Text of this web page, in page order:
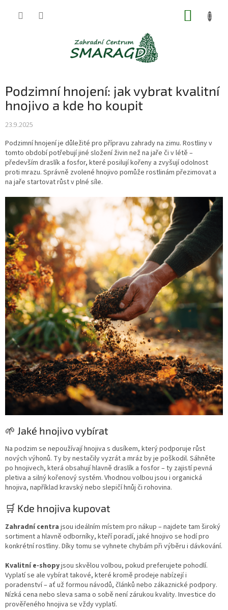
Podzimní hnojení: jak vybrat kvalitní
hnojivo a kde ho koupit
23.9.2025
Podzimní hnojení je důležité pro přípravu zahrady na zimu. Rostliny v
tomto období potřebují jiné složení živin než na jaře či v létě –
především draslík a fosfor, které posilují kořeny a zvyšují odolnost
proti mrazu. Správně zvolené hnojivo pomůže rostlinám přezimovat a
na jaře startovat růst v plné síle.
🌱 Jaké hnojivo vybírat
Na podzim se nepoužívají hnojiva s dusíkem, který podporuje růst
nových výhonů. Ty by nestačily vyzrát a mráz by je poškodil. Sáhněte
po hnojivech, která obsahují hlavně draslík a fosfor – ty zajistí pevná
pletiva a silný kořenový systém. Vhodnou volbou jsou i organická
hnojiva, například kravský nebo slepičí hnůj či rohovina.
🛒 Kde hnojiva kupovat
Zahradní centra jsou ideálním místem pro nákup – najdete tam široký
sortiment a hlavně odborníky, kteří poradí, jaké hnojivo se hodí pro
konkrétní rostliny. Díky tomu se vyhnete chybám při výběru i dávkování.
Kvalitní e-shopyjsou skvělou volbou, pokud preferujete pohodlí.
Vyplatí se ale vybírat takové, které kromě prodeje nabízejí i
poradenství – ať už formou návodů, článků nebo zákaznické podpory.
Nízká cena nebo sleva sama o sobě není zárukou kvality. Investice do
prověřeného hnojiva se vždy vyplatí.